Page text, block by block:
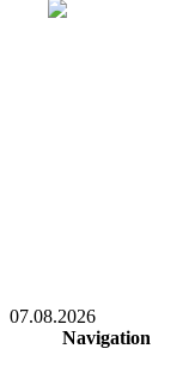
07.08.2026
Navigation